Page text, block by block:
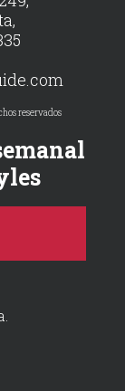
reservados